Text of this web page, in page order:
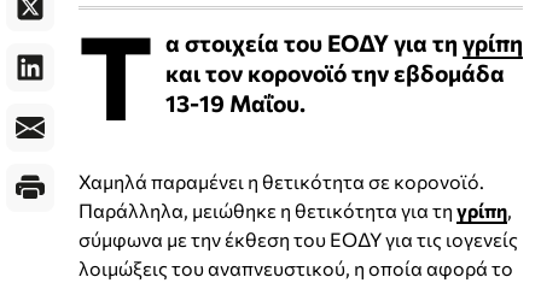
Τ α στοιχεία του ΕΟΔΥ για τη γρίπη
και τον κορονοϊό την εβδομάδα
13-19 Μαΐου.
Χαμηλά παραμένει η θετικότητα σε κορονοϊό.
Παράλληλα, μειώθηκε η θετικότητα για τη γρίπη
σύμφωνα με την έκθεση του ΕΟΔΥ για τις ιογενείς
λοιμώξεις του αναπνευστικού, η οποία αφορά το